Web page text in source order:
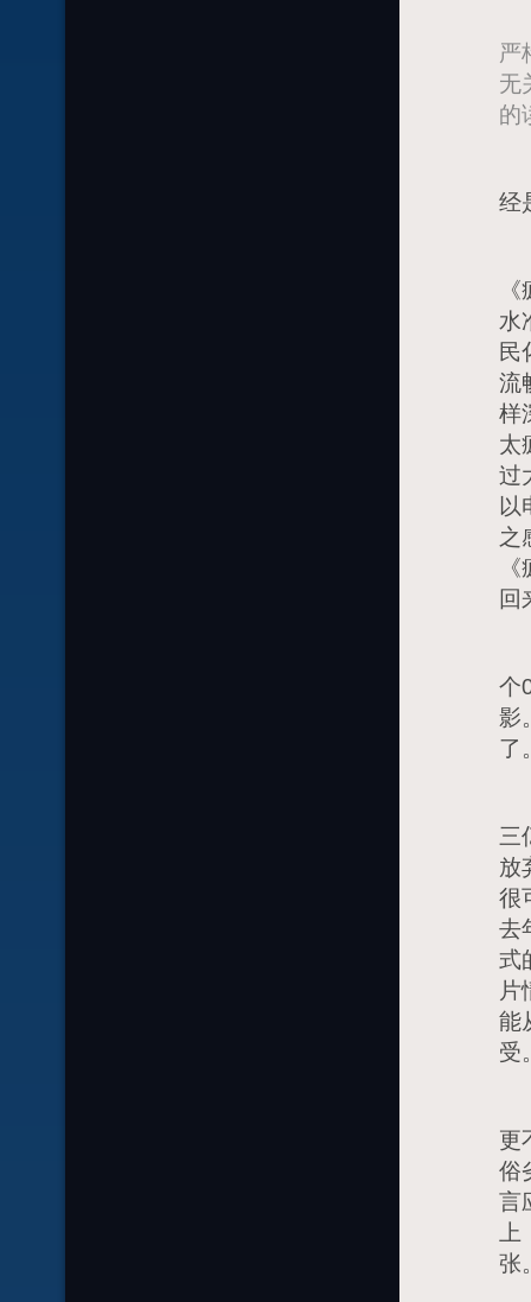
严
无
的
经
水
民
流
样
太
过
以
之
回
个
影
了
三
放
很
去
式
片
能
受
更
俗
言
张